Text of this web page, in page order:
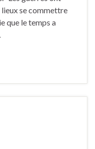
se commettre
que le temps a